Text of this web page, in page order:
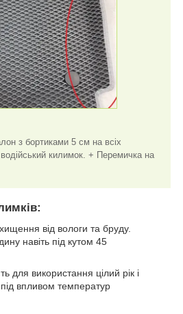
з бортиками 5 см на всіх
килимок. + Перемичка на
від вологи та бруду.
навіть під кутом 45
для використання цілий рік і
впливом температур